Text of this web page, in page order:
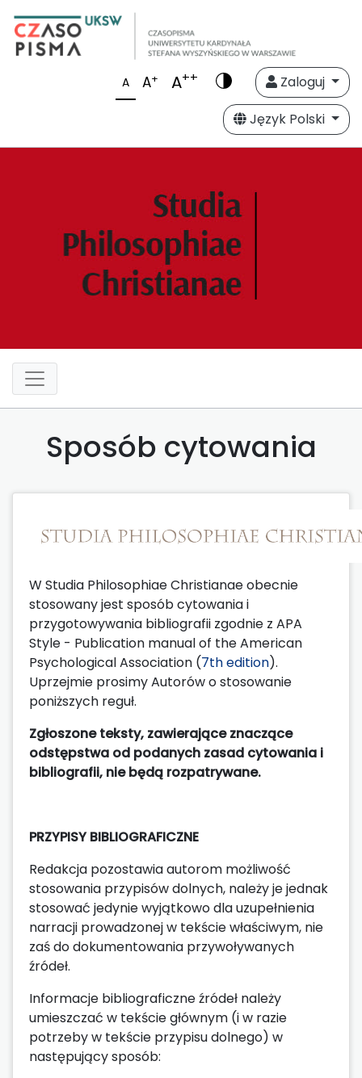
A A+ A++
Zaloguj
Język Polski
Sposób cytowania
W Studia Philosophiae Christianae obecnie
stosowany jest sposób cytowania i
przygotowywania bibliografii zgodnie z APA
Style - Publication manual of the American
Psychological Association (7th edition).
Uprzejmie prosimy Autorów o stosowanie
poniższych reguł.
Zgłoszone teksty, zawierające znaczące
odstępstwa od podanych zasad cytowania i
bibliografii, nie będą rozpatrywane.
PRZYPISY BIBLIOGRAFICZNE
Redakcja pozostawia autorom możliwość
stosowania przypisów dolnych, należy je jednak
stosować jedynie wyjątkowo dla uzupełnienia
narracji prowadzonej w tekście właściwym, nie
zaś do dokumentowania przywoływanych
źródeł.
Informacje bibliograficzne źródeł należy
umieszczać w tekście głównym (i w razie
potrzeby w tekście przypisu dolnego) w
następujący sposób: